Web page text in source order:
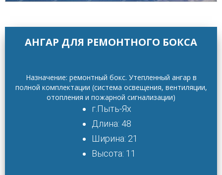
АНГАР ДЛЯ РЕМОНТНОГО БОКСА
Назначение: ремонтный бокс. Утепленный ангар в
полной комплектации (система освещения, вентиляции,
отопления и пожарной сигнализации)
г.Пыть-Ях
Длина: 48
Ширина: 21
Высота: 11